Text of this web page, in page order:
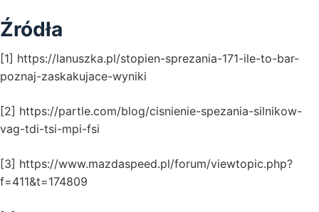
Źródła
[1] https://lanuszka.pl/stopien-sprezania-171-ile-to-bar-
poznaj-zaskakujace-wyniki
[2] https://partle.com/blog/cisnienie-spezania-silnikow-
vag-tdi-tsi-mpi-fsi
[3] https://www.mazdaspeed.pl/forum/viewtopic.php?
f=411&t=174809